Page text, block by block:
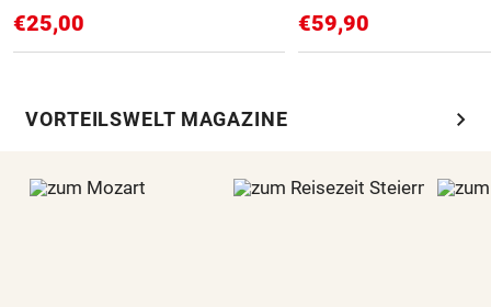
€25,00 €59,90
VORTEILSWELT MAGAZINE chevron_right